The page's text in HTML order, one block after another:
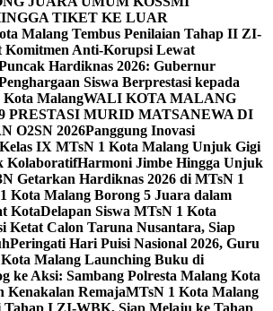
TIKET KE LUAR
Malang Tembus Penilaian Tahap II ZI-
Komitmen Anti-Korupsi Lewat
Hardiknas 2026: Gubernur
Siswa Berprestasi kepada
MalangWALI KOTA MALANG
PRESTASI MURID MATSANEWA DI
O2SN 2026Panggung Inovasi
IX MTsN 1 Kota Malang Unjuk Gigi
KolaboratifHarmoni Jimbe Hingga Unjuk
Getarkan Hardiknas 2026 di MTsN 1
Kota Malang Borong 5 Juara dalam
KotaDelapan Siswa MTsN 1 Kota
Ketat Calon Taruna Nusantara, Siap
Peringati Hari Puisi Nasional 2026, Guru
Malang Launching Buku di
ke Aksi: Sambang Polresta Malang Kota
Kenakalan RemajaMTsN 1 Kota Malang
Tahap I ZI-WBK, Siap Melaju ke Tahap